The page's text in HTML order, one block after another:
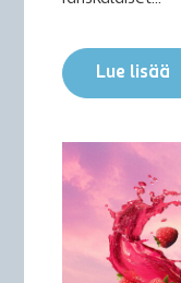
Lue lisää